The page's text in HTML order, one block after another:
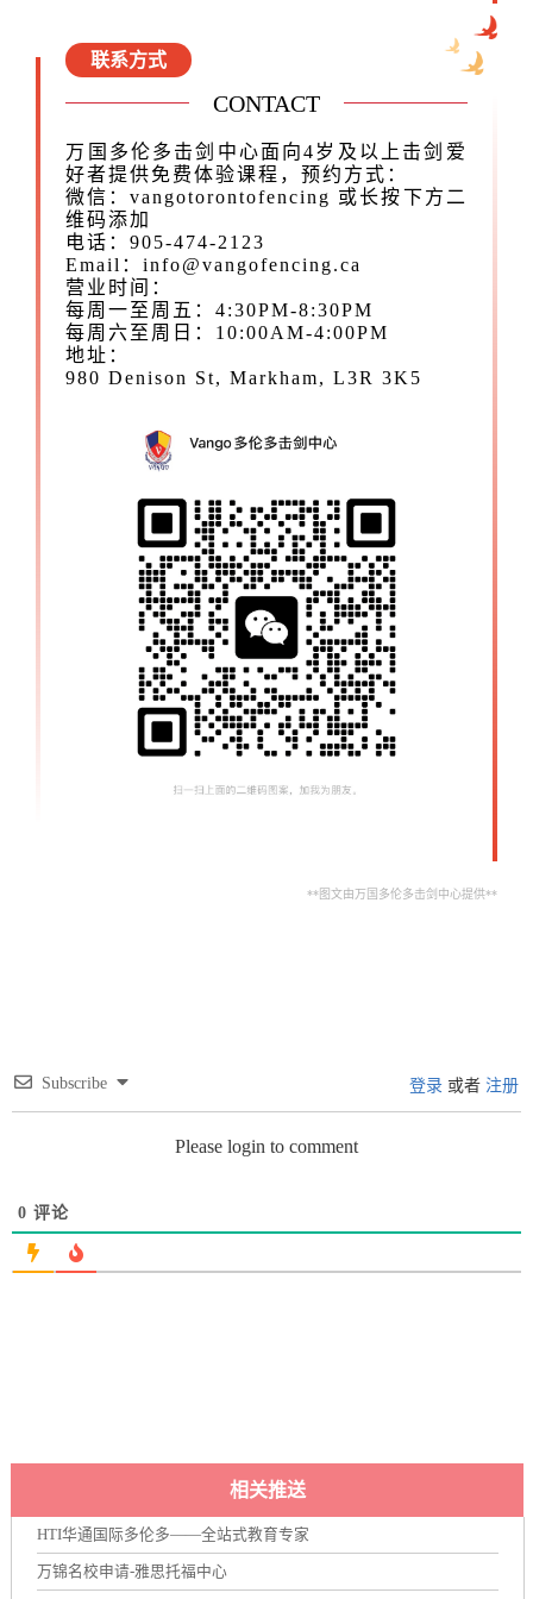
联系方式
CONTACT
万国多伦多击剑中心面向4岁及以上击剑爱
好者提供免费体验课程，预约方式：
微信：vangotorontofencing 或长按下方二
维码添加
电话：905-474-2123
Email：info@vangofencing.ca
营业时间：
每周一至周五：4:30PM-8:30PM
每周六至周日：10:00AM-4:00PM
地址：
980 Denison St, Markham, L3R 3K5
**图文由万国多伦多击剑中心提供**
Subscribe 登录 或者 注册
Please login to comment
0 评论
相关推送
HTI华通国际多伦多——全站式教育专家
万锦名校申请-雅思托福中心